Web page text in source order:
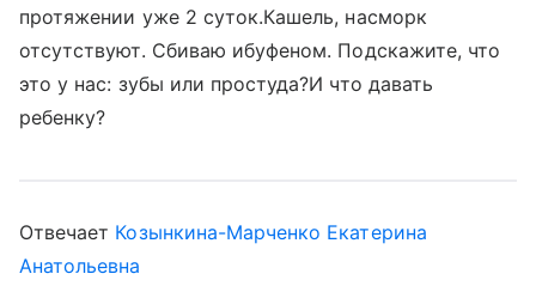
протяжении уже 2 суток.Кашель, насморк
отсутствуют. Сбиваю ибуфеном. Подскажите, что
это у нас: зубы или простуда?И что давать
ребенку?
Отвечает Козынкина-Марченко Екатерина
Анатольевна